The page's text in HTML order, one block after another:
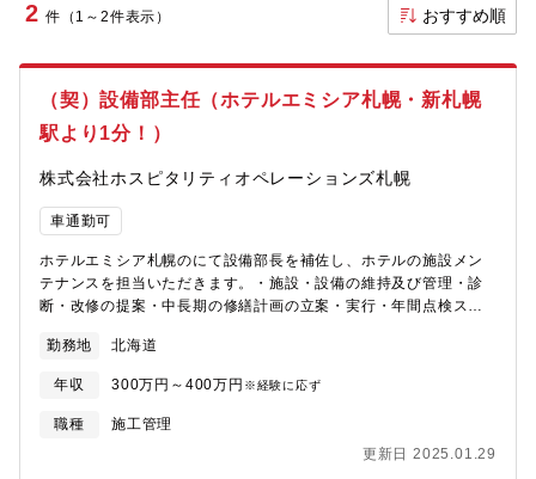
2 件（1～2件表示） おすすめ順
（契）設備部主任（ホテルエミシア札幌・新札幌
駅より1分！）
株式会社ホスピタリティオペレーションズ札幌
車通勤可
ホテルエミシア札幌のにて設備部長を補佐し、ホテルの施設メン
テナンスを担当いただきます。・施設・設備の維持及び管理・診
断・改修の提案・中長期の修繕計画の立案・実行・年間点検スケ
成・提出・防災管理全般（防災防火計画、実施立会、救命・警
察・消防対応）・委託会社社員（10名）への指導監督※夜間勤務
あり※正社員登用実績あります（過去3年間30名、この職種は0
人）
勤務地 北海道
年収 300万円～400万円 ※経験に応ず
職種
施工管理
更新日 2025.01.29